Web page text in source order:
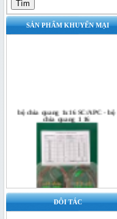
SẢN PHẨM KHUYẾN MẠI
chia quang 1 16
Bộ chia quang 1x16 SC/UPC - bộ
ĐÔI TÁC